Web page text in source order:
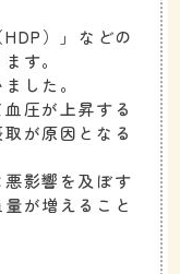
）」などの
す。
した。
圧が上昇する
が原因となる
影響を及ぼす
が増えること